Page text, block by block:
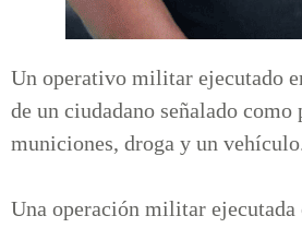
Un operativo militar ejecutado
de un ciudadano señalado
municiones, droga y un
Una operación militar